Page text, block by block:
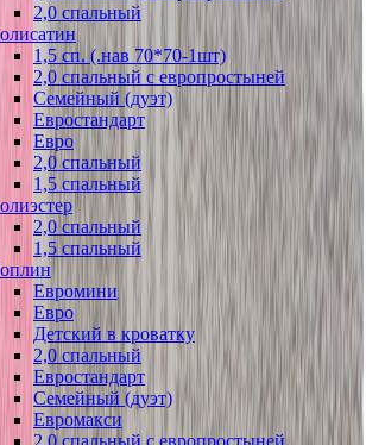
2,0 спальный
1,5 сп. (.нав 70*70-1шт)
2,0 спальный с европростыней
Семейный (дуэт)
Евростандарт
Евро
2,0 спальный
1,5 спальный
2,0 спальный
1,5 спальный
Евромини
Евро
Детский в кроватку
2,0 спальный
Евростандарт
Семейный (дуэт)
Евромакси